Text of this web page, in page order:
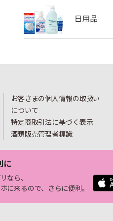
お客さまの個人情報の取扱い
について
特定商取引法に基づく表示
酒類販売管理者標識
に
なら、
に来るので、さらに便利。